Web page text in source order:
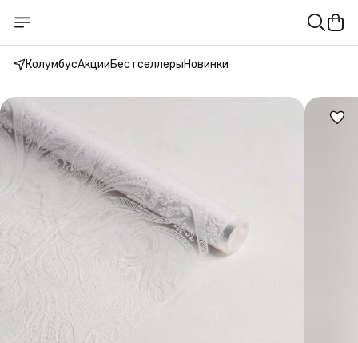
КолумбусАкцииБестселлерыНовинки